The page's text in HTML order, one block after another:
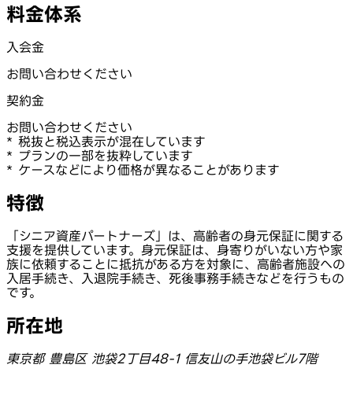
料金体系
入会金
お問い合わせください
契約金
お問い合わせください
* 税抜と税込表示が混在しています
* プランの一部を抜粋しています
* ケースなどにより価格が異なることがあります
特徴
「シニア資産パートナーズ」は、高齢者の身元保証に関する
支援を提供しています。身元保証は、身寄りがいない方や家
族に依頼することに抵抗がある方を対象に、高齢者施設への
入居手続き、入退院手続き、死後事務手続きなどを行うもの
です。
所在地
東京都 豊島区 池袋2丁目48-1 信友山の手池袋ビル7階